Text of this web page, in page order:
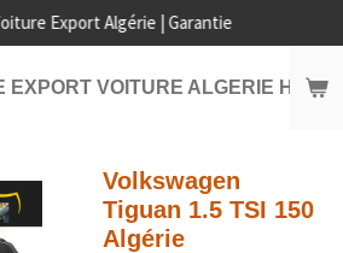
EXPORT VOITURE ALGERIE HORS
Export Algérie | Garantie
Volkswagen
Tiguan 1.5 TSI 150
Algérie